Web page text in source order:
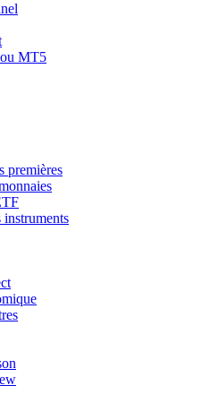
MT5
premières
instruments